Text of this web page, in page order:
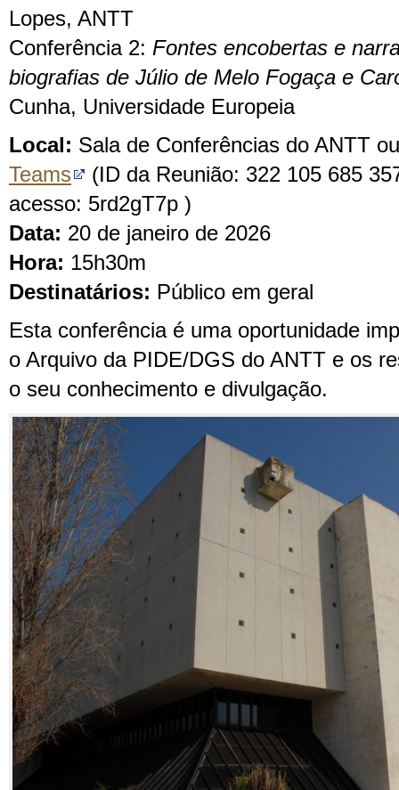
Lopes, ANTT
Conferência 2: Fontes encobertas e
biografias de Júlio de Melo Fogaça e
Cunha, Universidade Europeia
Local: Sala de Conferências do ANTT
Teams
(ID da Reunião: 322 105 685
acesso: 5rd2gT7p )
Data: 20 de janeiro de 2026
Hora: 15h30m
Destinatários: Público em geral
Esta conferência é uma oportunidade
o Arquivo da PIDE/DGS do ANTT e os
o seu conhecimento e divulgação.